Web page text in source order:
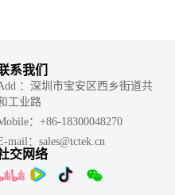
系我们
：深圳市宝安区西乡街道共
工业路
：+86-18300048270
mail：sales@tctek.cn
交网络